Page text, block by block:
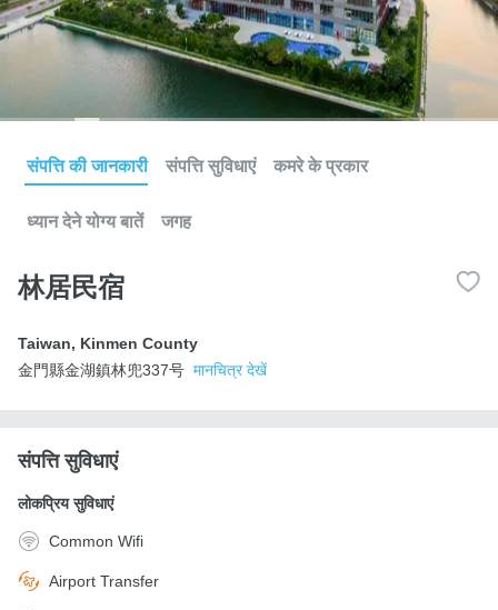
संपत्ति की जानकारी संपत्ति सुविधाएं कमरे के प्रकार
ध्यान देने योग्य बातें जगह
林居民宿
Taiwan, Kinmen County
金門縣金湖鎮林兜337号 मानचित्र देखें
संपत्ति सुविधाएं
लोकप्रिय सुविधाएं
Common Wifi
Airport Transfer